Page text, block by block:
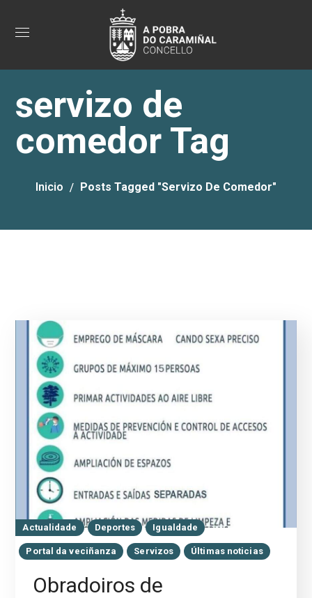
servizo de
comedor Tag
Inicio Posts Tagged "servizo De Comedor"
Actualidade Deportes Igualdade
Portal da veciñanza Servizos Últimas noticias
Obradoiros de